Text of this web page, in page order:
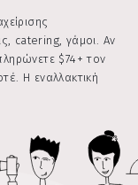
catering, γάμοι. Αν
$74+ τον
Η εναλλακτική